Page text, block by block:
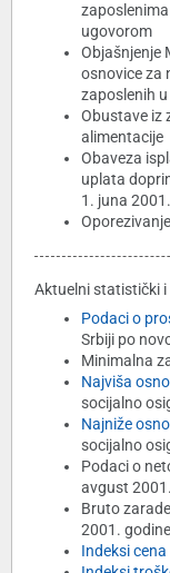
ugovorom
Objašnjenje
osnovice za
zaposlenih
Obustave iz
alimentacije
Obaveza
uplata
1. juna
Aktuelni statistički
Podaci o
Srbiji po
Minimalna
Najviša
socijalno
Najniže
socijalno
Podaci o
avgust 2001.
Bruto
2001.
Indeksi